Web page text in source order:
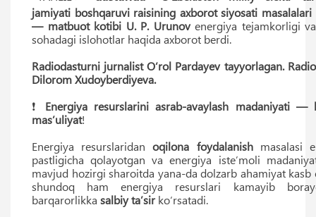
jamiyati boshqaruvi raisining axborot siyosati masalalari
— matbuot kotibi U. P. Urunovenergiya tejamkorligi
sohadagi islohotlar haqida axborot berdi.
Radiodasturni jurnalist O‘rol Pardayev tayyorlagan.
Dilorom Xudoyberdiyeva.
❗️ Energiya resurslarini asrab-avaylash madaniyati —
masʼuliyat!
Energiya resurslaridanoqilona foydalanishmasalasi
pastligicha qolayotgan va energiya isteʼmoli
mavjud hozirgi sharoitda yana-da dolzarb ahamiyat
shundoq ham energiya resurslari kamayib
barqarorlikka salbiy taʼsirko‘rsatadi.